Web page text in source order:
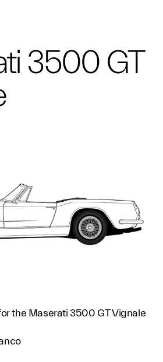
3500 GT
the Maserati 3500 GT Vignale